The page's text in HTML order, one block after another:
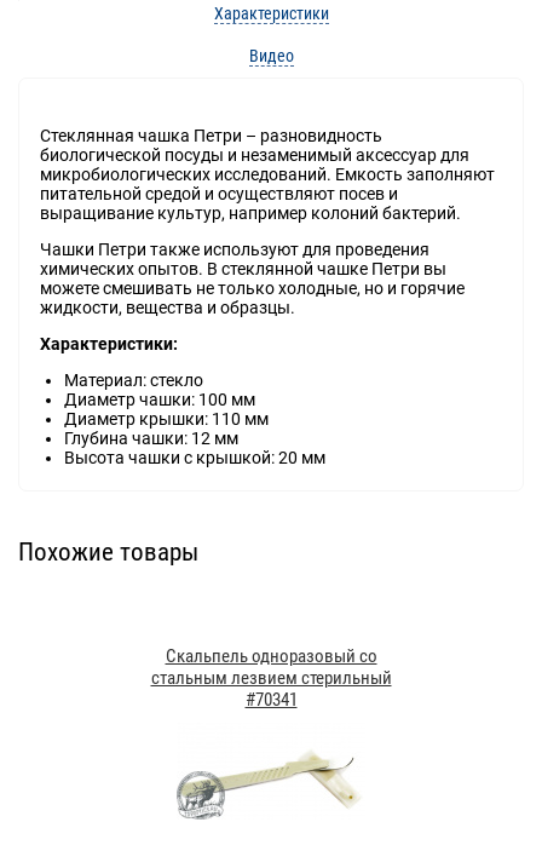
Характеристики
Видео
Стеклянная чашка Петри – разновидность
биологической посуды и незаменимый аксессуар для
микробиологических исследований. Емкость заполняют
питательной средой и осуществляют посев и
выращивание культур, например колоний бактерий.
Чашки Петри также используют для проведения
химических опытов. В стеклянной чашке Петри вы
можете смешивать не только холодные, но и горячие
жидкости, вещества и образцы.
Характеристики:
Материал: стекло
Диаметр чашки: 100 мм
Диаметр крышки: 110 мм
Глубина чашки: 12 мм
Высота чашки с крышкой: 20 мм
Похожие товары
Скальпель одноразовый со
стальным лезвием стерильный
#70341